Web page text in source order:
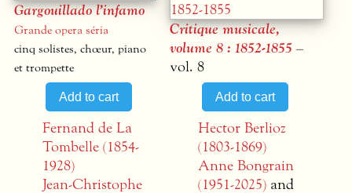
Gargouillado l’infamo
Grande opera séria
cinq solistes, chœur, piano
et trompette
Fernand de La
Tombelle (1854-
1928)
Jean-Christophe
Critique musicale,
volume 8 : 1852-1855 –
vol. 8
Hector Berlioz
(1803-1869)
Anne Bongrain
(1951-2025) and